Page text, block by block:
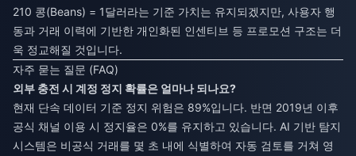
210 콩(Beans) = 1달러라는 기준 가치는 유지되겠지만, 사용자 행
동과 거래 이력에 기반한 개인화된 인센티브 등 프로모션 구조는 더
욱 정교해질 것입니다.
자주 묻는 질문 (FAQ)
외부 충전 시 계정 정지 확률은 얼마나 되나요?
현재 단속 데이터 기준 정지 위험은 89%입니다. 반면 2019년 이후
공식 채널 이용 시 정지율은 0%를 유지하고 있습니다. AI 기반 탐지
시스템은 비공식 거래를 몇 초 내에 식별하여 자동 검토를 거쳐 영